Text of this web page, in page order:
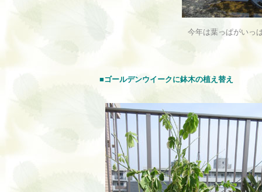
今年は葉っぱがいっ
■ゴールデンウイークに鉢木の植え替え